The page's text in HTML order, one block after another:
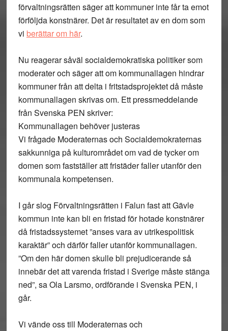
förvaltningsrätten säger att kommuner inte får ta emot
förföljda konstnärer. Det är resultatet av en dom som
vi berättar om här.
Nu reagerar såväl socialdemokratiska politiker som
moderater och säger att om kommunallagen hindrar
kommuner från att delta i fritstadsprojektet då måste
kommunallagen skrivas om. Ett pressmeddelande
från Svenska PEN skriver:
Kommunallagen behöver justeras
Vi frågade Moderaternas och Socialdemokraternas
sakkunniga på kulturområdet om vad de tycker om
domen som fastställer att fristäder faller utanför den
kommunala kompetensen.
I går slog Förvaltningsrätten i Falun fast att Gävle
kommun inte kan bli en fristad för hotade konstnärer
då fristadssystemet ”anses vara av utrikespolitisk
karaktär” och därför faller utanför kommunallagen.
”Om den här domen skulle bli prejudicerande så
innebär det att varenda fristad i Sverige måste stänga
ned”, sa Ola Larsmo, ordförande i Svenska PEN, i
går.
Vi vände oss till Moderaternas och